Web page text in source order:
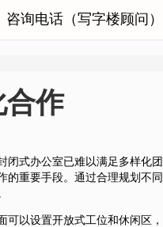
咨询电话（写字楼顾问
合作
闭式办公室已难以满足多样化
重要手段。通过合理规划不
可以设置开放式工位和休闲区